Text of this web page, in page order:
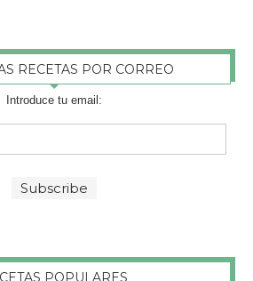
RECETAS POR CORREO
Introduce tu email:
POPULARES